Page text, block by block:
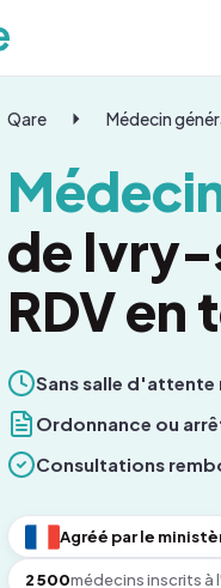
Qare Médecin
de
RDV
Sans salle
Ordonnance ou
Consultations
Agréé par le
2 500médecins inscrits à